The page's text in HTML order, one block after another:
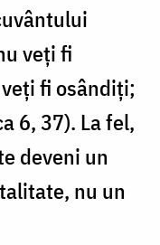
veți fi
fi osândiți;
6, 37). La fel,
deveni un
nu un